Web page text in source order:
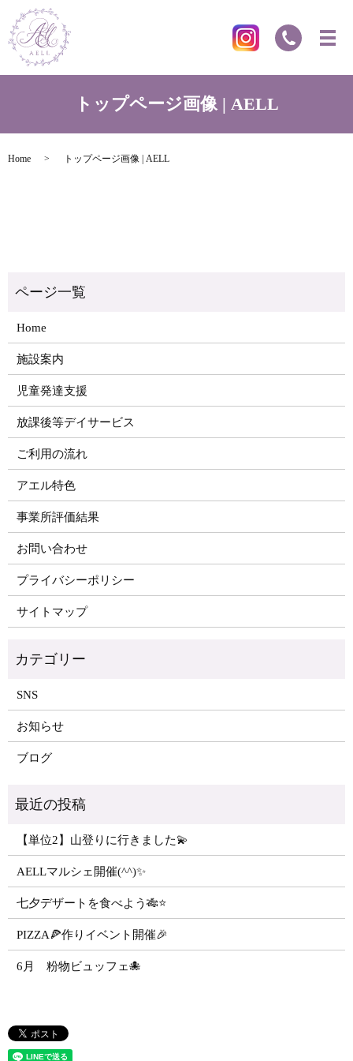
トップページ画像 | AELL
Home トップページ画像 | AELL
Home
施設案内
児童発達支援
放課後等デイサービス
ご利用の流れ
アエル特色
事業所評価結果
お問い合わせ
プライバシーポリシー
サイトマップ
SNS
お知らせ
ブログ
【単位2】山登りに行きました💫
AELLマルシェ開催(^^)✨
七夕デザートを食べよう🎋⭐️
PIZZA🍕作りイベント開催🎉
6月 粉物ビュッフェ🐙